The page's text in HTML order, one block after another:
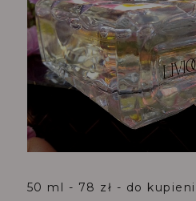
50 ml - 78 zł - do